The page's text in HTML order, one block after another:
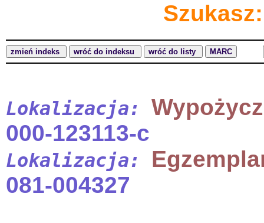
Lokalizacja:
000-123113-c
Lokalizacja:
081-004327